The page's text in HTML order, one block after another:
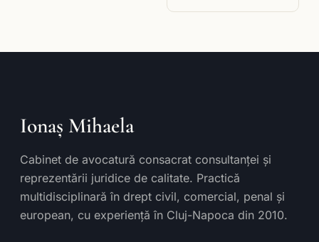
Ionaș Mihaela
Cabinet de avocatură consacrat consultanței și
reprezentării juridice de calitate. Practică
multidisciplinară în drept civil, comercial, penal și
european, cu experiență în Cluj-Napoca din 2010.